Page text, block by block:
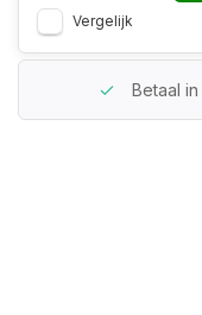
Vergelijk
Betaal in